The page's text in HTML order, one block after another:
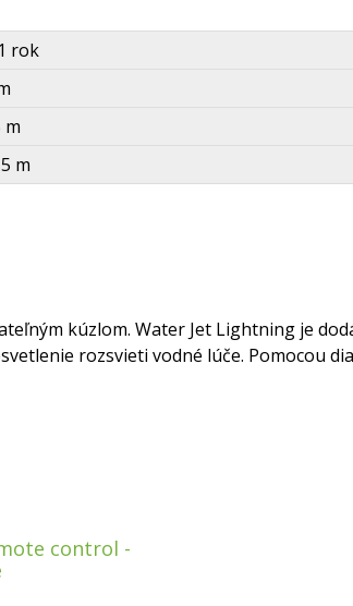
rok
m
m
kúzlom. Water Jet Lightning je
rozsvieti vodné lúče. Pomocou
control -